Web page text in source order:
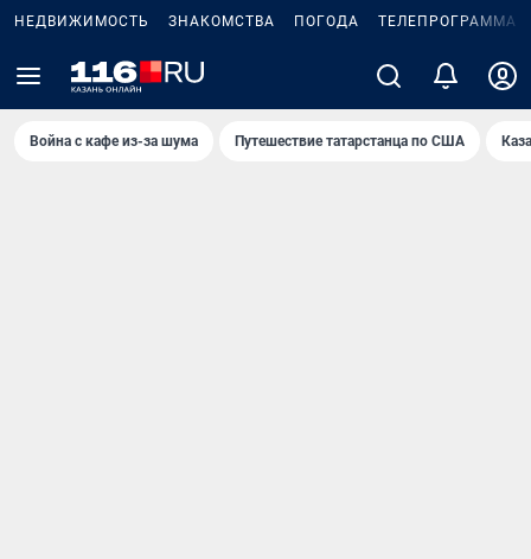
НЕДВИЖИМОСТЬ ЗНАКОМСТВА ПОГОДА ТЕЛЕПРОГРАММА
Война с кафе из-за шума Путешествие татарстанца по США